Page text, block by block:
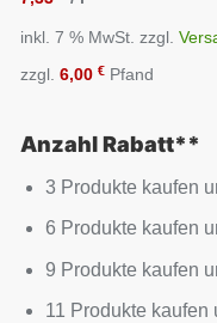
inkl. 7 % MwSt. zzgl.
zzgl.6,00€ Pfand
Anzahl Rabatt**
3 Produkte kaufen
6 Produkte kaufen
9 Produkte kaufen
11 Produkte kaufen